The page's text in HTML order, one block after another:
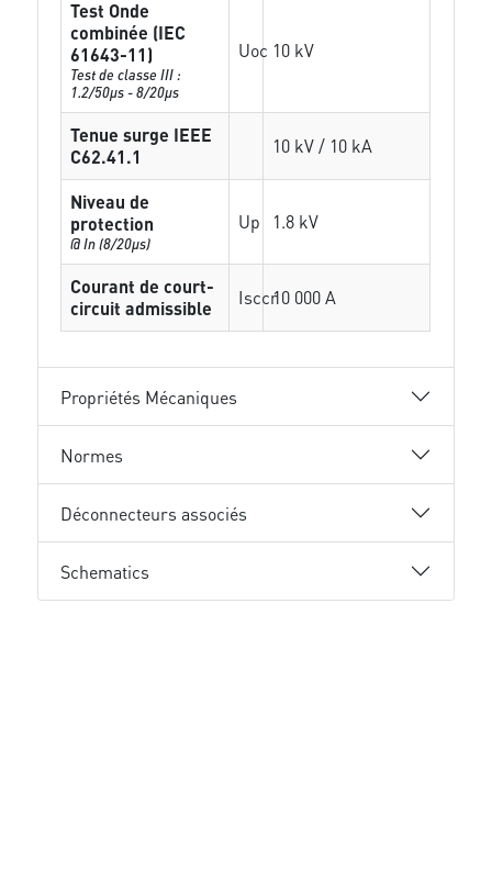
Test Onde
combinée (IEC
61643-11)
Test de classe III :
1.2/50µs - 8/20µs
Uoc 10 kV
Tenue surge IEEE
C62.41.1
10 kV / 10 kA
Niveau de
protection
@ In (8/20µs)
Up 1.8 kV
Courant de court-
circuit admissible
Isccr10 000 A
Propriétés Mécaniques
Normes
Déconnecteurs associés
Schematics